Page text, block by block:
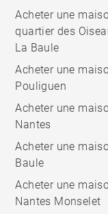
Acheter une
quartier des
La Baule
Acheter une
Pouliguen
Acheter une
Nantes
Acheter une
Baule
Acheter une
Nantes Monselet